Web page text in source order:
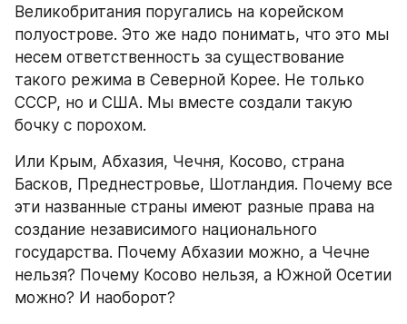
Великобритания поругались на корейском
полуострове. Это же надо понимать, что это мы
несем ответственность за существование
такого режима в Северной Корее. Не только
СССР, но и США. Мы вместе создали такую
бочку с порохом.
Или Крым, Абхазия, Чечня, Косово, страна
Басков, Преднестровье, Шотландия. Почему все
эти названные страны имеют разные права на
создание независимого национального
государства. Почему Абхазии можно, а Чечне
нельзя? Почему Косово нельзя, а Южной Осетии
можно? И наоборот?